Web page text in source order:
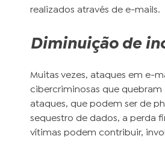
realizados através de e-mails.
Diminuição de
Muitas vezes, ataques em e-
cibercriminosas que quebram
ataques, que podem ser de
sequestro de dados, a perda
vítimas podem contribuir,